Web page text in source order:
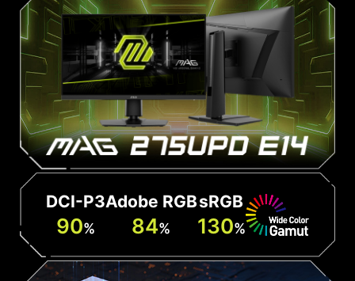
DCI-P3
90%
Adobe RGB
84%
sRGB
130%